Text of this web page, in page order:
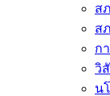
ส
ส
ก
วิ
น